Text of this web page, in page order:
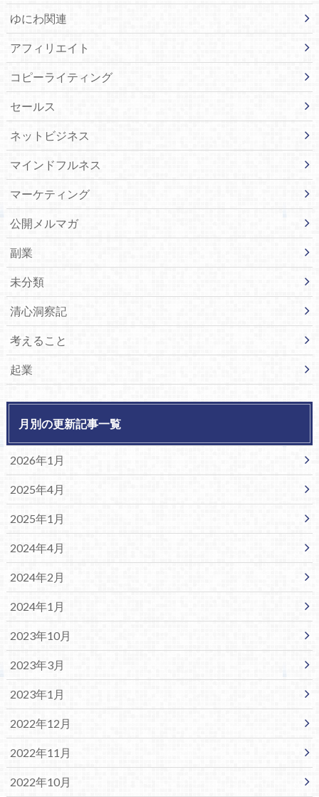
ゆにわ関連
アフィリエイト
コピーライティング
セールス
ネットビジネス
マインドフルネス
マーケティング
公開メルマガ
副業
未分類
清心洞察記
考えること
起業
月別の更新記事一覧
2026年1月
2025年4月
2025年1月
2024年4月
2024年2月
2024年1月
2023年10月
2023年3月
2023年1月
2022年12月
2022年11月
2022年10月